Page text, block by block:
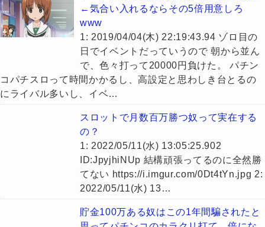
←気合い入れるならその5倍用意しろ
www
1: 2019/04/04(木) 22:19:43.94 ゾロ目の
日でイベントだっていうので 朝から並ん
で、色々打って20000円負けた。 パチン
コパチスロって時間かかるし、高設定と思わしき台とるの
にライバル多いし、イベ…
スロットで月数百万勝つ奴って実在する
の？
1: 2022/05/11(水) 13:05:25.902
ID:JpyjhiNUp 結構頑張ってるのに全然勝
てない https://i.imgur.com/0Dt4tYn.jpg 2:
2022/05/11(水) 13…
貯金100万ある奴はこの1年間騙されたと